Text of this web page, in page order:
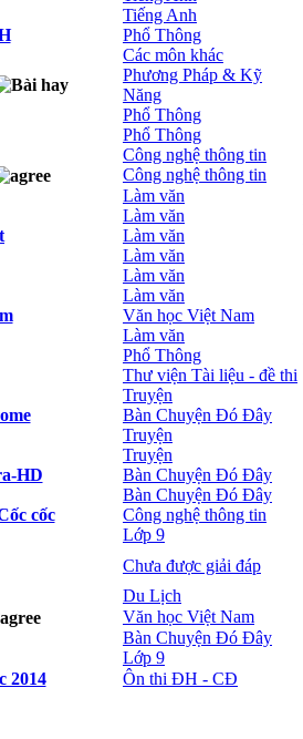
Tiếng Anh
Phổ Thông
Các môn khác
Phương Pháp & Kỹ
Năng
Phổ Thông
Phổ Thông
Công nghệ thông tin
Công nghệ thông tin
Làm văn
Làm văn
Làm văn
Làm văn
Làm văn
Làm văn
Văn học Việt Nam
Làm văn
Phổ Thông
Thư viện Tài liệu - đề thi
Truyện
Bàn Chuyện Đó Đây
Truyện
Truyện
HD
Bàn Chuyện Đó Đây
Bàn Chuyện Đó Đây
cốc
Công nghệ thông tin
Lớp 9
Chưa được giải đáp
Du Lịch
Văn học Việt Nam
Bàn Chuyện Đó Đây
Lớp 9
2014
Ôn thi ĐH - CĐ